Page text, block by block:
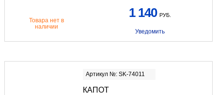
Товара нет в
наличии
1 140 РУБ.
Уведомить
Артикул №: SK-74011
КАПОТ